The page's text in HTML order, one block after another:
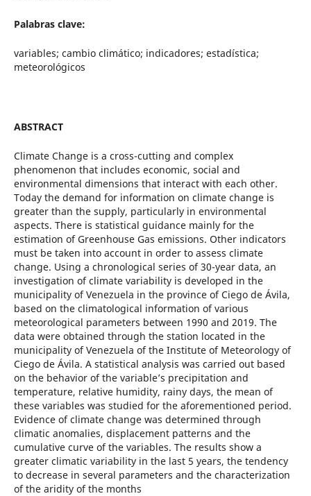
Palabras clave:
variables; cambio climático; indicadores; estadística;
meteorológicos
ABSTRACT
Climate Change is a cross-cutting and complex
phenomenon that includes economic, social and
environmental dimensions that interact with each other.
Today the demand for information on climate change is
greater than the supply, particularly in environmental
aspects. There is statistical guidance mainly for the
estimation of Greenhouse Gas emissions. Other indicators
must be taken into account in order to assess climate
change. Using a chronological series of 30-year data, an
investigation of climate variability is developed in the
municipality of Venezuela in the province of Ciego de Ávila,
based on the climatological information of various
meteorological parameters between 1990 and 2019. The
data were obtained through the station located in the
municipality of Venezuela of the Institute of Meteorology of
Ciego de Ávila. A statistical analysis was carried out based
on the behavior of the variable’s precipitation and
temperature, relative humidity, rainy days, the mean of
these variables was studied for the aforementioned period.
Evidence of climate change was determined through
climatic anomalies, displacement patterns and the
cumulative curve of the variables. The results show a
greater climatic variability in the last 5 years, the tendency
to decrease in several parameters and the characterization
of the aridity of the months